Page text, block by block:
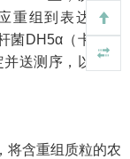
重组到表达载体
菌DH5α（卡那霉
送测序，以确保
将含重组质粒的农